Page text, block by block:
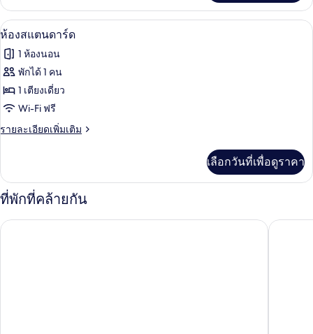
เกี่ยว
กับ
พรีเมียม
(Twin
เปิด
ภาพถ่าย
ทั้งหมด
ของ
ห้อง
สแตนดาร์ด
ห้องสแตนดาร์ด | โต๊ะทำงาน, เตารีด/โ
11
ห้องสแตนดาร์ด
1 ห้องนอน
พักได้ 1 คน
1 เตียงเดี่ยว
Wi-Fi ฟรี
รายละเอียดเพิ่มเติม
ราย
เกี่ยว
กับ
ห้อง
สแตนดาร์ด
เลือกวันที่เพื่อดูราคา
ที่พักที่คล้ายกัน
โรงแรมบล็อค ลอนดอน กัตวิก แอร์พอร์ต Hilton